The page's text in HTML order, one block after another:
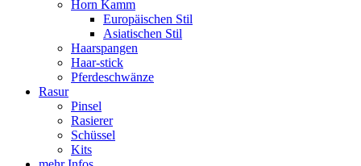
Horn Kamm
Europäischen Stil
Asiatischen Stil
Haarspangen
Haar-stick
Pferdeschwänze
Rasur
Pinsel
Rasierer
Schüssel
Kits